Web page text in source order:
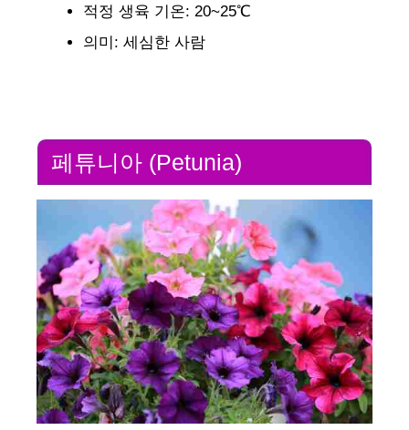
적정 생육 기온: 20~25℃
의미: 세심한 사람
페튜니아 (Petunia)